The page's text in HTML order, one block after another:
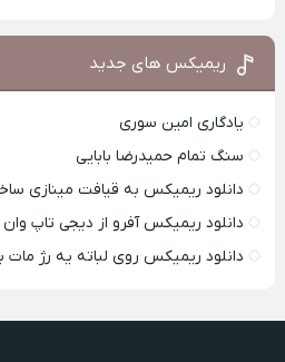
ریمیکس های جدید
یادگاری امین سوری
سنگ تمام حمیدرضا بابایی
دانلود ریمیکس به قیافت مینازی
دانلود ریمیکس آفرو از ديجی تاپ وان
دانلود ریمیکس روی لباته یه رژ مات